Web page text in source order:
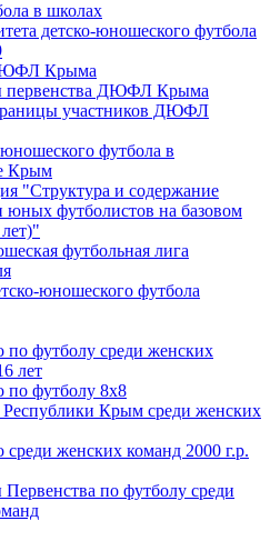
в школах
детско-юношеского футбола
Крыма
первенства ДЮФЛ Крыма
участников ДЮФЛ
футбола в
Крым
"Структура и содержание
юных футболистов на базовом
футбольная лига
юношеского футбола
по футболу среди женских
лет
по футболу 8х8
Крым среди женских
среди женских команд 2000 г.р.
по футболу среди